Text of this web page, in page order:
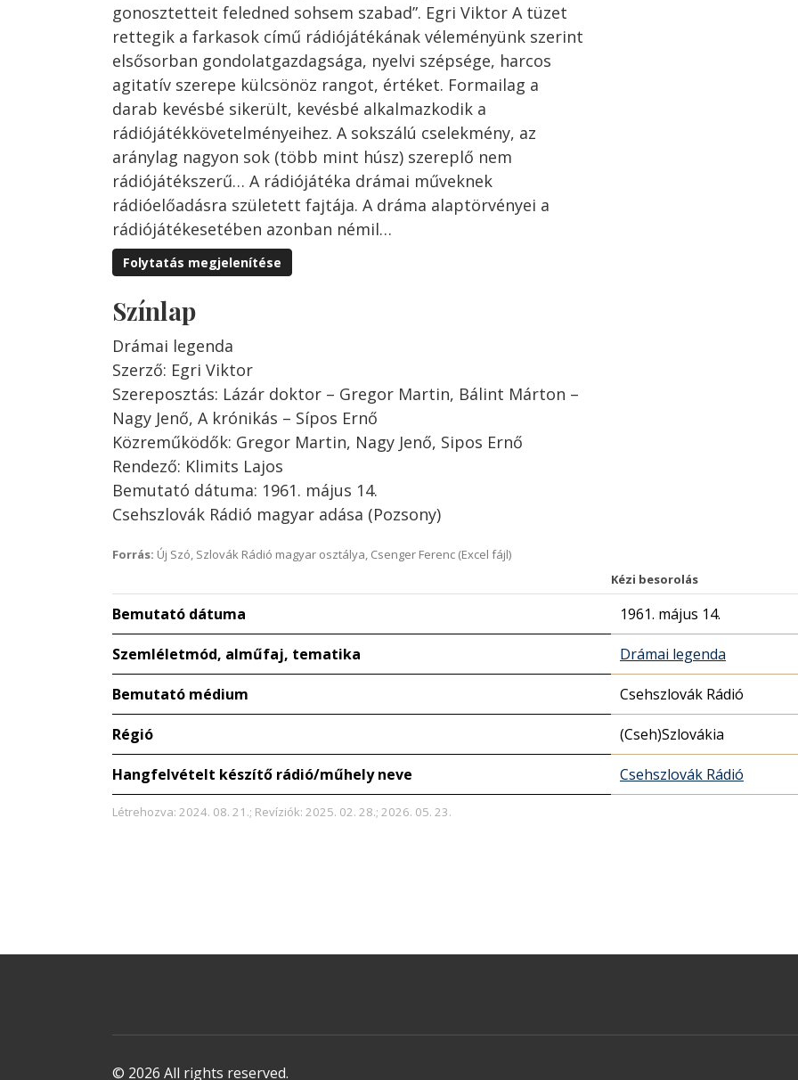
gonosztetteit feledned sohsem szabad”. Egri Viktor A tüzet
rettegik a farkasok című rádiójátékának véleményünk szerint
elsősorban gondolatgazdagsága, nyelvi szépsége, harcos
agitatív szerepe külcsönöz rangot, értéket. Formailag a
darab kevésbé sikerült, kevésbé alkalmazkodik a
rádiójátékkövetelményeihez. A sokszálú cselekmény, az
aránylag nagyon sok (több mint húsz) szereplő nem
rádiójátékszerű… A rádiójátéka drámai műveknek
rádióelőadásra született fajtája. A dráma alaptörvényei a
rádiójátékesetében azonban némil…
Folytatás megjelenítése
Színlap
Drámai legenda
Szerző: Egri Viktor
Szereposztás: Lázár doktor – Gregor Martin, Bálint Márton –
Nagy Jenő, A krónikás – Sípos Ernő
Közreműködők: Gregor Martin, Nagy Jenő, Sipos Ernő
Rendező: Klimits Lajos
Bemutató dátuma: 1961. május 14.
Csehszlovák Rádió magyar adása (Pozsony)
Forrás: Új Szó, Szlovák Rádió magyar osztálya, Csenger Ferenc (Excel fájl)
Kézi besorolás
Bemutató dátuma 1961. május 14.
Szemléletmód, alműfaj, tematika Drámai legenda
Bemutató médium Csehszlovák Rádió
Régió (Cseh)Szlovákia
Hangfelvételt készítő rádió/műhely neve Csehszlovák Rádió
Létrehozva: 2024. 08. 21.; Revíziók: 2025. 02. 28.; 2026. 05. 23.
© 2026 All rights reserved.